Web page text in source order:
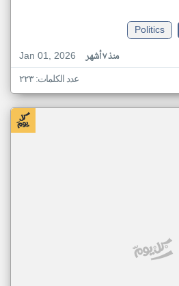
Politics
Jan 01, 2026
منذ ٧ أشهر
عدد الكلمات: ٢٢٣